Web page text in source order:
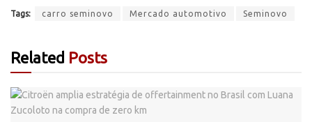
Tags: carro seminovo Mercado automotivo Seminovo
Related Posts